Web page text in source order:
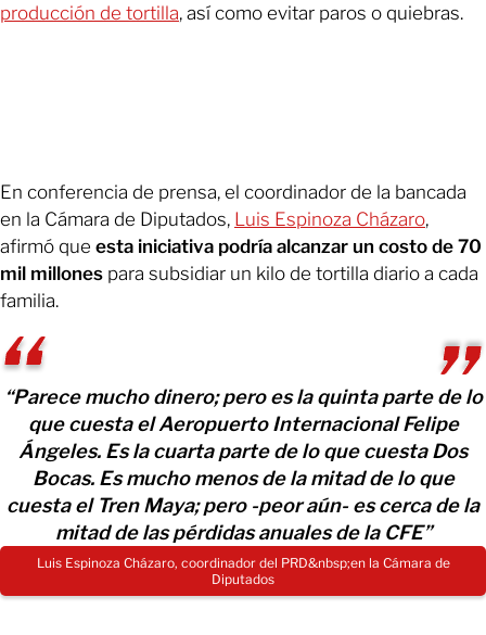
producción de tortilla, así como evitar paros o quiebras.
En conferencia de prensa, el coordinador de la bancada
en la Cámara de Diputados, Luis Espinoza Cházaro,
afirmó que esta iniciativa podría alcanzar un costo de 70
mil millones para subsidiar un kilo de tortilla diario a cada
familia.
“Parece mucho dinero; pero es la quinta parte de lo
que cuesta el Aeropuerto Internacional Felipe
Ángeles. Es la cuarta parte de lo que cuesta Dos
Bocas. Es mucho menos de la mitad de lo que
cuesta el Tren Maya; pero -peor aún- es cerca de la
mitad de las pérdidas anuales de la CFE”
Luis Espinoza Cházaro, coordinador del PRD&nbsp;en la Cámara de
Diputados